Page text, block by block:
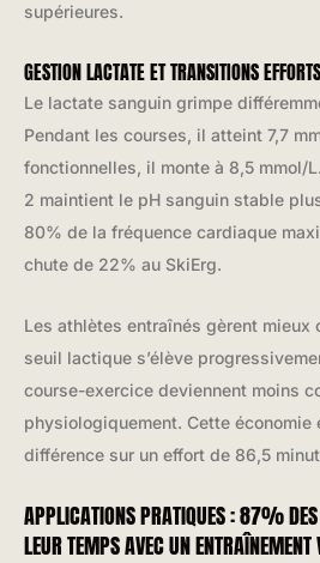
supérieures.
GESTION LACTATE ET TRANSITIONS
Le lactate sanguin grimpe
Pendant les courses, il atteint 7,7
fonctionnelles, il monte à 8,5 mmol/
2 maintient le pH sanguin stable
80% de la fréquence cardiaque
chute de 22% au SkiErg.
Les athlètes entraînés gèrent mieux
seuil lactique s’élève
course-exercice deviennent moins
physiologiquement. Cette
différence sur un effort de 86,5
APPLICATIONS PRATIQUES : 87% DES
LEUR TEMPS AVEC UN ENTRAÎNEMENT